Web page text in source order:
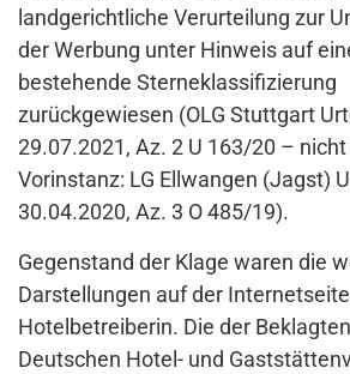
landgerichtliche Verurteilung zur
der Werbung unter Hinweis auf
bestehende Sterneklassifizierung
zurückgewiesen (OLG Stuttgart
29.07.2021, Az. 2 U 163/20 –
Vorinstanz: LG Ellwangen (Jagst)
30.04.2020, Az. 3 O 485/19).
Gegenstand der Klage waren die
Darstellungen auf der
Hotelbetreiberin. Die der
Deutschen Hotel- und